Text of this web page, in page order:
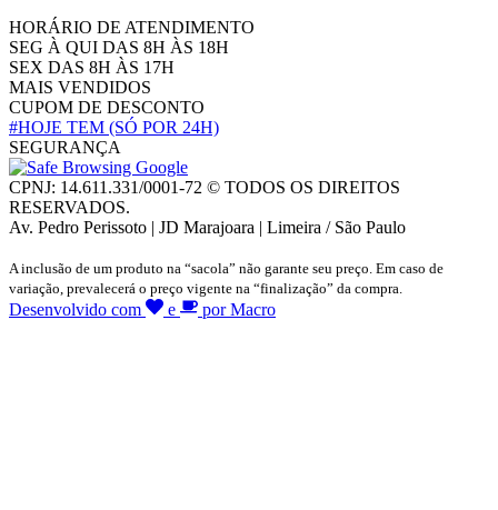
HORÁRIO DE ATENDIMENTO
SEG À QUI DAS 8H ÀS 18H
SEX DAS 8H ÀS 17H
MAIS VENDIDOS
CUPOM DE DESCONTO
#HOJE TEM (SÓ POR 24H)
SEGURANÇA
CPNJ: 14.611.331/0001-72 © TODOS OS DIREITOS
RESERVADOS.
Av. Pedro Perissoto | JD Marajoara | Limeira / São Paulo
A inclusão de um produto na “sacola” não garante seu preço. Em caso de
variação, prevalecerá o preço vigente na “finalização” da compra.
Desenvolvido com e por Macro